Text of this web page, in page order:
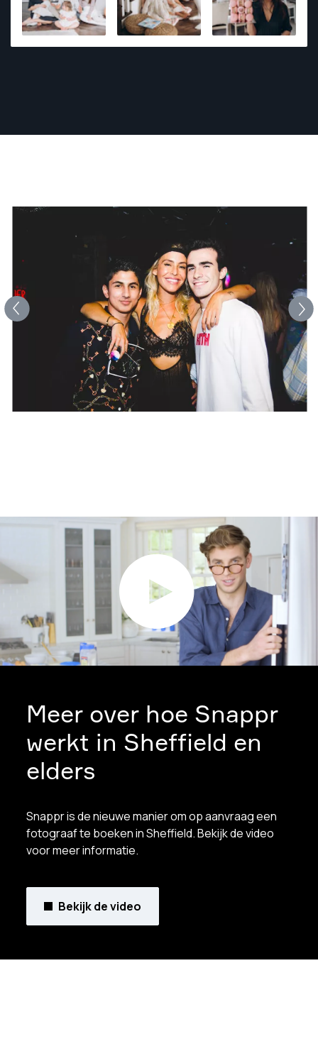
Meer over hoe Snappr
werkt in Sheffield en
elders
Snappr is de nieuwe manier om op aanvraag een
fotograaf te boeken in Sheffield. Bekijk de video
voor meer informatie.
Bekijk de video